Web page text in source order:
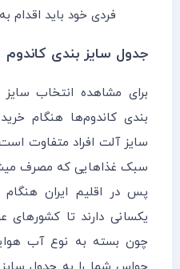
فردی خود باید اقدام
جدول سایز بندی کاندوم
برای مشاهده انتخاب سایز
بندی کاندوم‌ها هنگام
سایز آلت افراد متفاوت
سبک غذاهایی که مصرف
یکسانی دارند تا
چون بسته به نوع آب